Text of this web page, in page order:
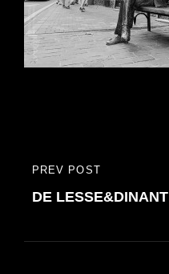
Bericht
navigatie
PREVIOUS
POST
PREV POST
DE LESSE&DINANT